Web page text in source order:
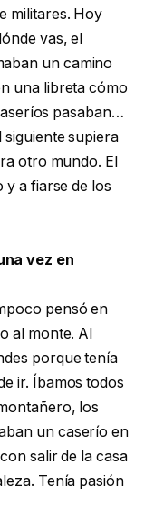
militares. Hoy
vas, el
un camino
una libreta cómo
pasaban…
siguiente supiera
otro mundo. El
a fiarse de los
vez en
pensó en
al monte. Al
porque tenía
ir. Íbamos todos
los
un caserío en
salir de la casa
Tenía pasión